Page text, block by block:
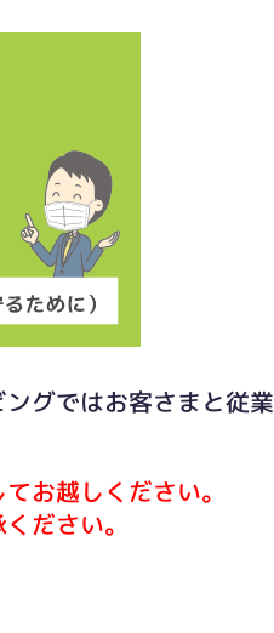
グではお客さまと従業
お越しください。
ださい。